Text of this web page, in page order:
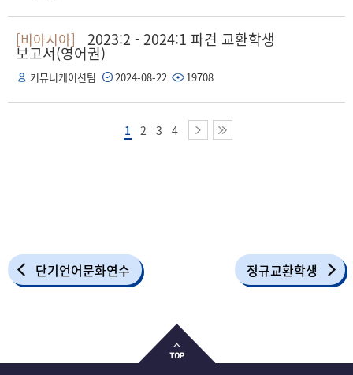
[비아시아] 2023:2 - 2024:1 파견 교환학생
보고서(영어권)
커뮤니케이션팀 2024-08-22 19708
1 2 3 4
단기언어문화연수 정규교환학생